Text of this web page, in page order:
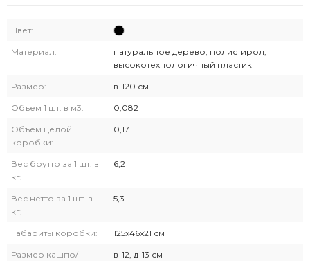
Цвет:
Материал:
натуральное дерево, полистирол,
высокотехнологичный пластик
Размер: в-120 см
Объем 1 шт. в м3: 0,082
Объем целой
коробки:
0,17
Вес брутто за 1 шт. в
кг:
6,2
Вес нетто за 1 шт. в
кг:
5,3
Габариты коробки: 125х46х21 см
Размер кашпо/
в-12, д-13 см